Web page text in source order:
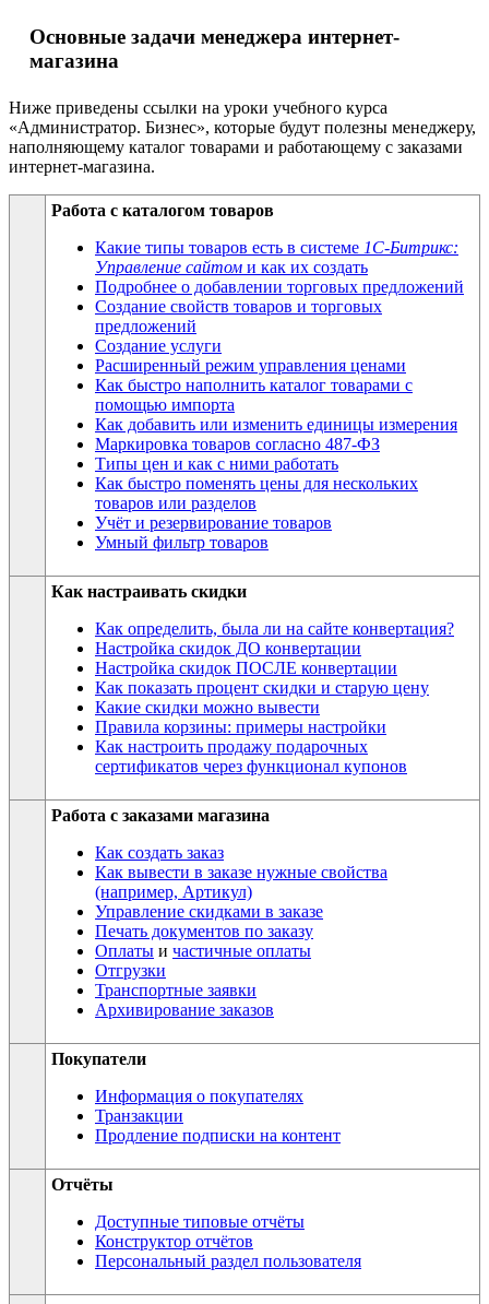
Основные задачи менеджера интернет-
магазина
Ниже приведены ссылки на уроки учебного курса
«Администратор. Бизнес», которые будут полезны менеджеру,
наполняющему каталог товарами и работающему с заказами
интернет-магазина.
Работа с каталогом товаров
Какие типы товаров есть в системе 1С-Битрикс:
Управление сайтом и как их создать
Подробнее о добавлении торговых предложений
Создание свойств товаров и торговых
предложений
Создание услуги
Расширенный режим управления ценами
Как быстро наполнить каталог товарами с
помощью импорта
Как добавить или изменить единицы измерения
Маркировка товаров согласно 487-ФЗ
Типы цен и как с ними работать
Как быстро поменять цены для нескольких
товаров или разделов
Учёт и резервирование товаров
Умный фильтр товаров
Как настраивать скидки
Как определить, была ли на сайте конвертация?
Настройка скидок ДО конвертации
Настройка скидок ПОСЛЕ конвертации
Как показать процент скидки и старую цену
Какие скидки можно вывести
Правила корзины: примеры настройки
Как настроить продажу подарочных
сертификатов через функционал купонов
Работа с заказами магазина
Как создать заказ
Как вывести в заказе нужные свойства
(например, Артикул)
Управление скидками в заказе
Печать документов по заказу
Оплаты и частичные оплаты
Отгрузки
Транспортные заявки
Архивирование заказов
Покупатели
Информация о покупателях
Транзакции
Продление подписки на контент
Отчёты
Доступные типовые отчёты
Конструктор отчётов
Персональный раздел пользователя